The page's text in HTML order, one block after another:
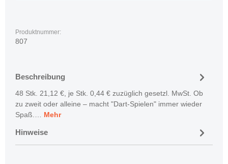
Produktnummer:
807
Beschreibung
48 Stk. 21,12 €, je Stk. 0,44 € zuzüglich gesetzl. MwSt. Ob
zu zweit oder alleine – macht "Dart-Spielen" immer wieder
Spaß.… Mehr
Hinweise